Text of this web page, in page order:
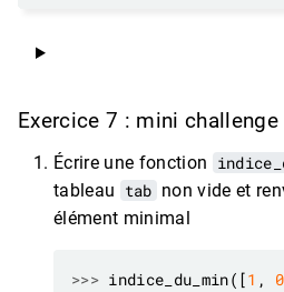
Exercice 7 : mini challenge
Écrire une fonction
tableau tab non vide et
élément minimal
>>> indice_du_min([1 , 0